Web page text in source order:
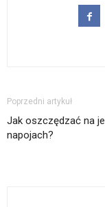
Poprzedni artykuł
Jak oszczędzać na
napojach?